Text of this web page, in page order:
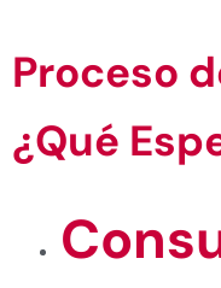
Proceso
¿Qué